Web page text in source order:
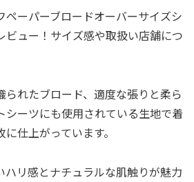
ペーパーブロードオーバーサイズシ
ビュー！サイズ感や取扱い店舗につ
られたブロード、適度な張りと柔ら
シーツにも使用されている生地で着
仕上がっています。
ハリ感とナチュラルな肌触りが魅力